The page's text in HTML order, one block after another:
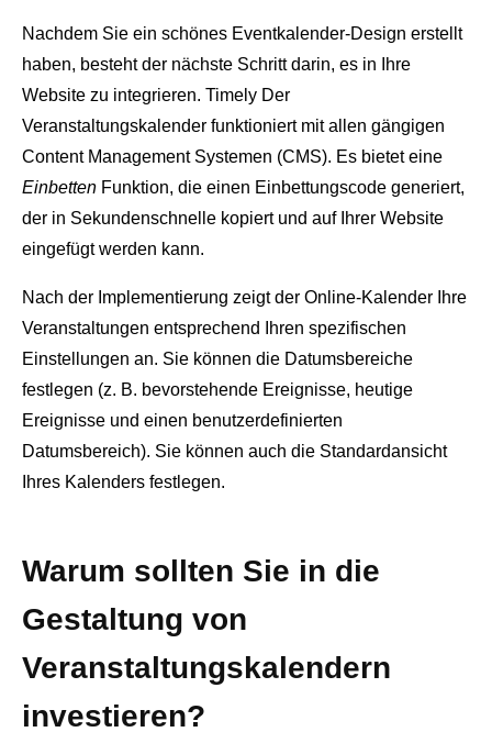
Nachdem Sie ein schönes Eventkalender-Design erstellt
haben, besteht der nächste Schritt darin, es in Ihre
Website zu integrieren. Timely Der
Veranstaltungskalender funktioniert mit allen gängigen
Content Management Systemen (CMS). Es bietet eine
Einbetten Funktion, die einen Einbettungscode generiert,
der in Sekundenschnelle kopiert und auf Ihrer Website
eingefügt werden kann.
Nach der Implementierung zeigt der Online-Kalender Ihre
Veranstaltungen entsprechend Ihren spezifischen
Einstellungen an. Sie können die Datumsbereiche
festlegen (z. B. bevorstehende Ereignisse, heutige
Ereignisse und einen benutzerdefinierten
Datumsbereich). Sie können auch die Standardansicht
Ihres Kalenders festlegen.
Warum sollten Sie in die
Gestaltung von
Veranstaltungskalendern
investieren?